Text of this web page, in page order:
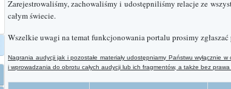
Zarejestrowaliśmy, zachowaliśmy i udostępniliśmy relacje ze
całym świecie.
Wszelkie uwagi na temat funkcjonowania portalu prosimy zgłaszać
Nagrania audycji jak i pozostałe materiały udostępniamy Państwu
i wprowadzania do obrotu całych audycji lub ich fragmentów, a także bez